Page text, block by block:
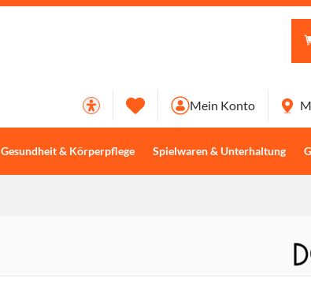
Gesundheit & Körperpflege Spielwaren & Unterhaltung
Mein Konto